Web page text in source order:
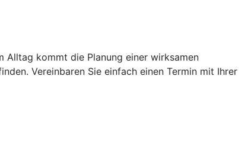
Alltag kommt die Planung einer wirksamen
Vereinbaren Sie einfach einen Termin mit Ihrer